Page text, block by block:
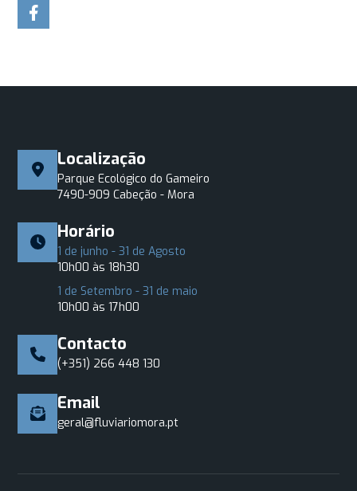
Localização
Parque Ecológico do Gameiro
7490-909 Cabeção - Mora
Horário
1 de junho - 31 de Agosto
10h00 às 18h30
1 de Setembro - 31 de maio
10h00 às 17h00
Contacto
(+351) 266 448 130
Email
geral@fluviariomora.pt